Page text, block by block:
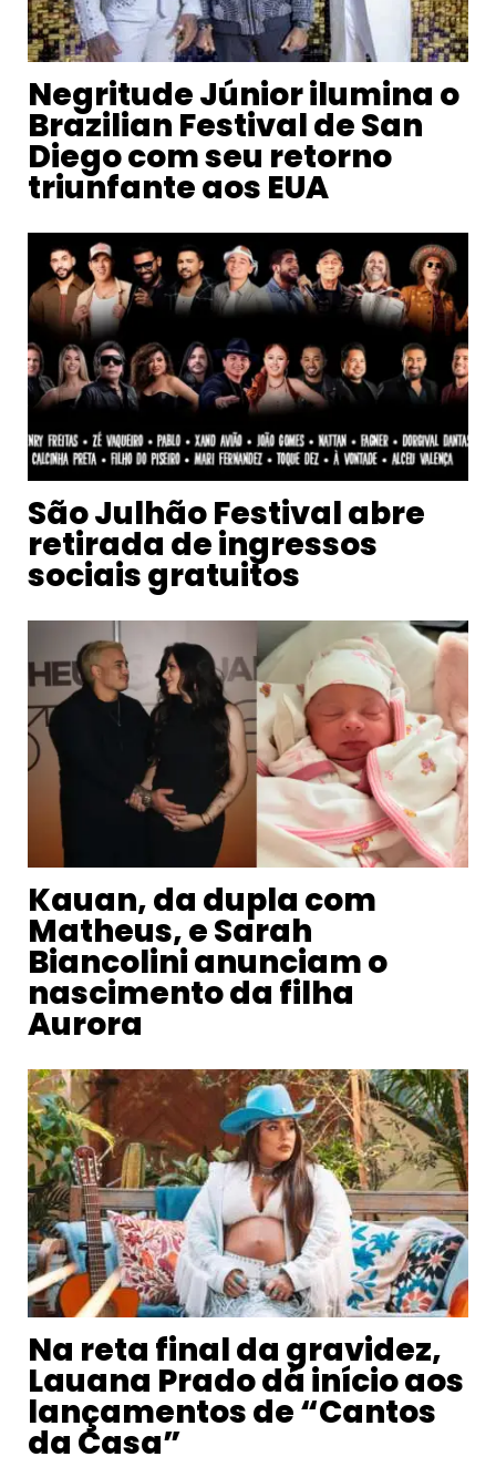
Negritude Júnior ilumina o
Brazilian Festival de San
Diego com seu retorno
triunfante aos EUA
São Julhão Festival abre
retirada de ingressos
sociais gratuitos
Kauan, da dupla com
Matheus, e Sarah
Biancolini anunciam o
nascimento da filha
Aurora
Na reta final da gravidez,
Lauana Prado dá início aos
lançamentos de “Cantos
da Casa”